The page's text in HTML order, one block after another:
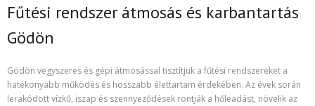
Fűtési rendszer átmosás és karbantartás
Gödön
Gödön vegyszeres és gépi átmosással tisztítjuk a fűtési rendszereket a
hatékonyabb működés és hosszabb élettartam érdekében. Az évek során
lerakódott vízkő, iszap és szennyeződések rontják a hőleadást, növelik az